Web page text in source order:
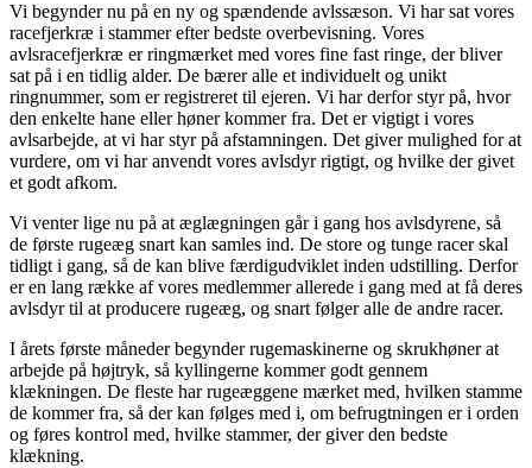
Vi begynder nu på en ny og spændende avlssæson. Vi har sat vores
racefjerkræ i stammer efter bedste overbevisning. Vores
avlsracefjerkræ er ringmærket med vores fine fast ringe, der bliver
sat på i en tidlig alder. De bærer alle et individuelt og unikt
ringnummer, som er registreret til ejeren. Vi har derfor styr på, hvor
den enkelte hane eller høner kommer fra. Det er vigtigt i vores
avlsarbejde, at vi har styr på afstamningen. Det giver mulighed for at
vurdere, om vi har anvendt vores avlsdyr rigtigt, og hvilke der givet
et godt afkom.
Vi venter lige nu på at æglægningen går i gang hos avlsdyrene, så
de første rugeæg snart kan samles ind. De store og tunge racer skal
tidligt i gang, så de kan blive færdigudviklet inden udstilling. Derfor
er en lang række af vores medlemmer allerede i gang med at få deres
avlsdyr til at producere rugeæg, og snart følger alle de andre racer.
I årets første måneder begynder rugemaskinerne og skrukhøner at
arbejde på højtryk, så kyllingerne kommer godt gennem
klækningen. De fleste har rugeæggene mærket med, hvilken stamme
de kommer fra, så der kan følges med i, om befrugtningen er i orden
og føres kontrol med, hvilke stammer, der giver den bedste
klækning.